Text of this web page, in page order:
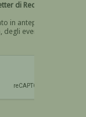
in anteprima
eventi